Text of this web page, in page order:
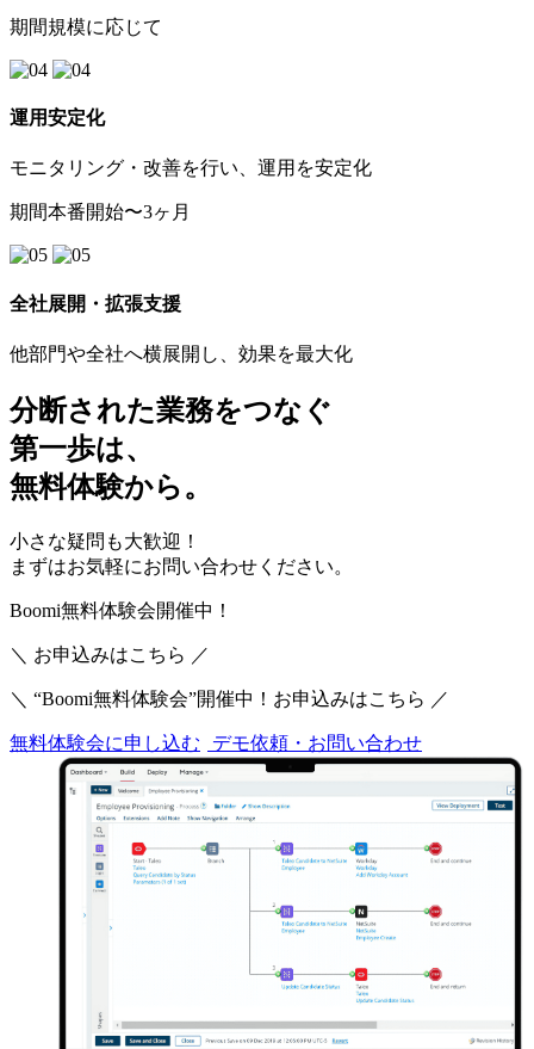
期間規模に応じて
運用安定化
モニタリング・改善を行い、運用を安定化
期間本番開始〜3ヶ月
全社展開・拡張支援
他部門や全社へ横展開し、効果を最大化
分断された業務をつなぐ
第一歩は、
無料体験から。
小さな疑問も大歓迎！
まずはお気軽にお問い合わせください。
Boomi無料体験会開催中！
＼ お申込みはこちら ／
＼ “Boomi無料体験会”開催中！お申込みはこちら ／
無料体験会に申し込む デモ依頼・お問い合わせ